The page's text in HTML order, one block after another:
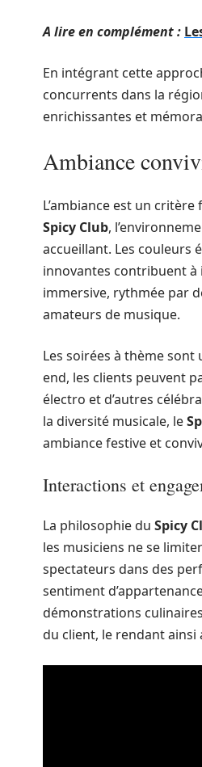
A lire en complément :
En intégrant cette
concurrents dans la
enrichissantes et
Ambiance
L’ambiance est un
Spicy Club,
accueillant. Les couleurs
innovantes contribuent à
immersive, rythmée par
amateurs de musique.
Les soirées à thème
end, les clients peuvent
électro et d’autres
la diversité musicale, le
ambiance festive et
Interactions et
La philosophie du Spicy
les musiciens ne se
spectateurs dans des
sentiment
démonstrations
du client, le rendant ainsi